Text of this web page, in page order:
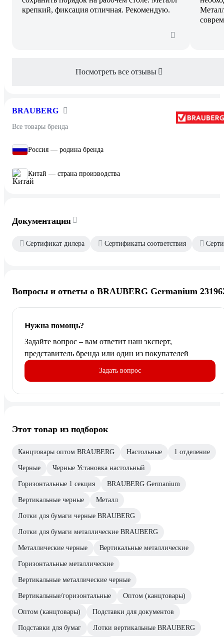
крепкий, фиксация отличная. Рекомендую.
Посмотреть все отзывы
BRAUBERG
Все товары бренда
Россия — родина бренда
Китай — страна производства
Документация
Сертификат дилера Сертификаты соответствия
Вопросы и ответы о BRAUBERG Germanium
Нужна помощь?
Задайте вопрос – вам ответит наш эксперт,
представитель бренда или один из покупателей
Задать вопрос
Этот товар из подборок
Канцтовары оптом BRAUBERG Настольные 1 отделение
Черные Черные Установка настольный
Горизонтальные 1 секция BRAUBERG Germanium
Вертикальные черные Металл
Лотки для бумаги черные BRAUBERG
Лотки для бумаги металлические BRAUBERG
Металлические черные Вертикальные металлические
Горизонтальные металлические
Вертикальные металлические черные
Вертикальные/горизонтальные Оптом (канцтовары)
Оптом (канцтовары) Подставки для документов
Подставки для бумаг Лотки вертикальные BRAUBERG